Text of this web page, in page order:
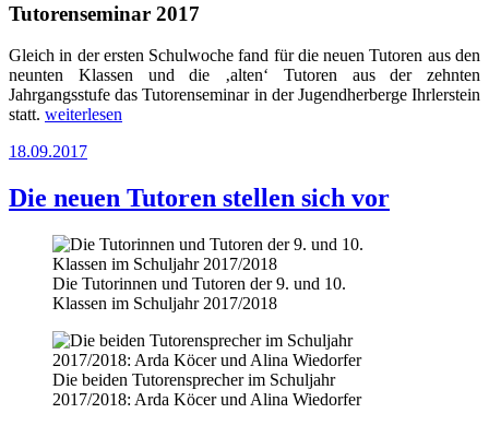
Tutorenseminar 2017
Gleich in der ersten Schulwoche fand für die neuen Tutoren aus den
neunten Klassen und die ‚alten‘ Tutoren aus der zehnten
Jahrgangsstufe das Tutorenseminar in der Jugendherberge Ihrlerstein
statt. „Bei
kann
klettern
…“
weiterlesen
Veröffentlicht
18.09.2017
Die neuen Tutoren stellen sich vor
Die Tutorinnen und Tutoren der 9. und 10.
Klassen im Schuljahr 2017/2018
Die beiden Tutorensprecher im Schuljahr
2017/2018: Arda Köcer und Alina Wiedorfer